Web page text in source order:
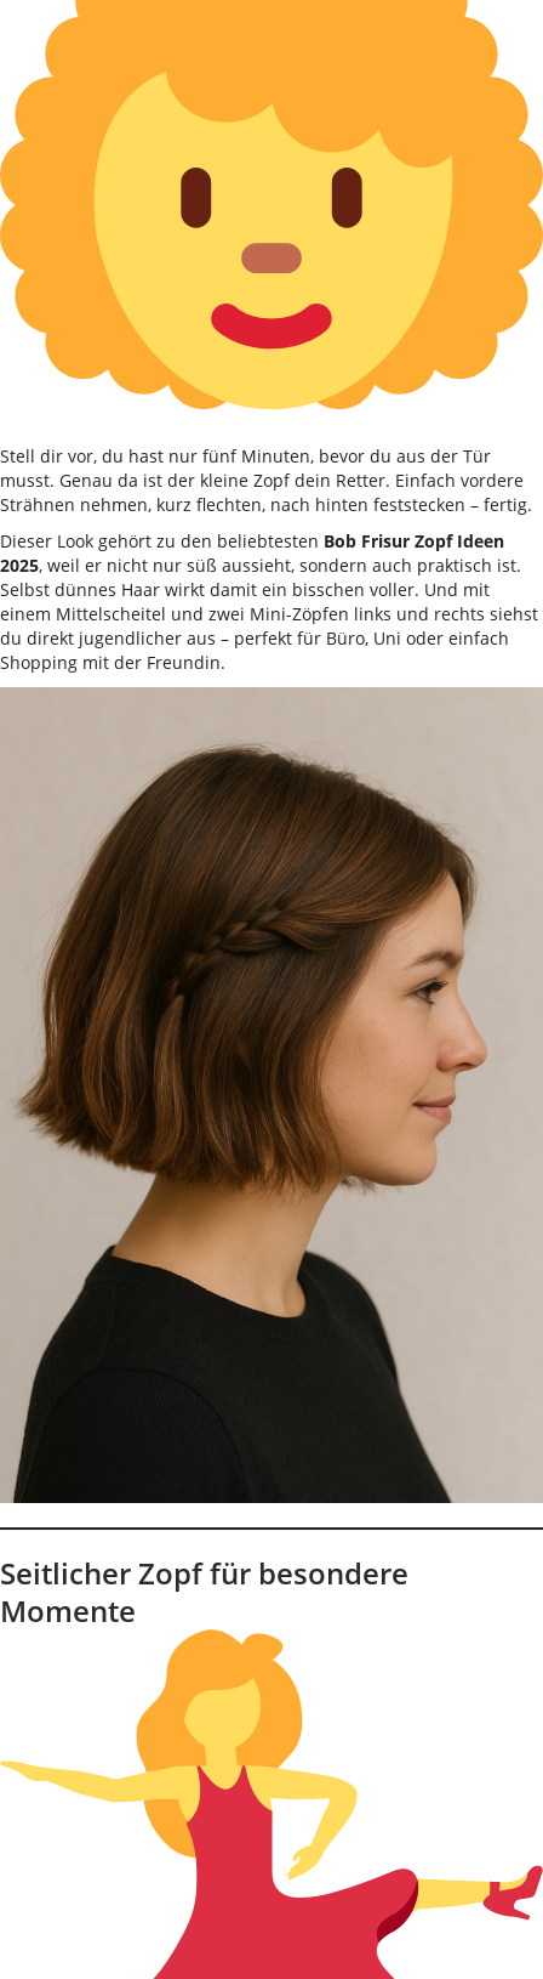
Stell dir vor, du hast nur fünf Minuten, bevor du aus der Tür
musst. Genau da ist der kleine Zopf dein Retter. Einfach vordere
Strähnen nehmen, kurz flechten, nach hinten feststecken – fertig.
Dieser Look gehört zu den beliebtesten Bob Frisur Zopf Ideen
2025, weil er nicht nur süß aussieht, sondern auch praktisch ist.
Selbst dünnes Haar wirkt damit ein bisschen voller. Und mit
einem Mittelscheitel und zwei Mini-Zöpfen links und rechts siehst
du direkt jugendlicher aus – perfekt für Büro, Uni oder einfach
Shopping mit der Freundin.
Seitlicher Zopf für besondere
Momente